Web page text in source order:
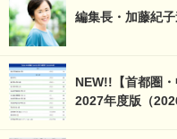
編集長・加藤紀子
NEW!!【首都圏
2027年度版（